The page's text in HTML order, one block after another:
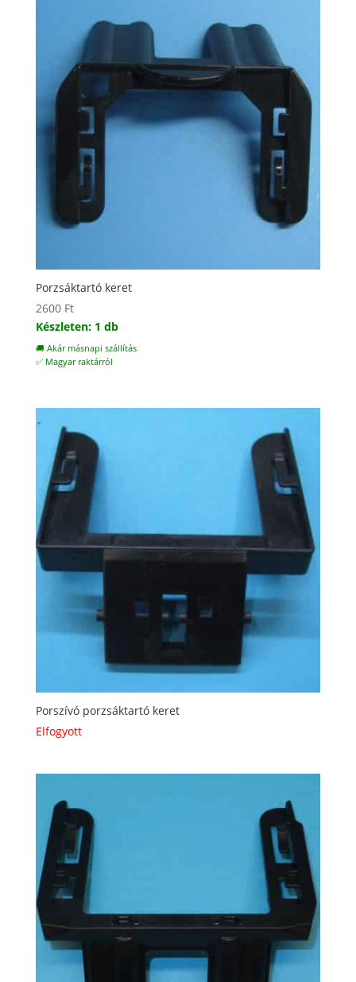
Porzsáktartó keret
2600 Ft
Készleten: 1 db
🚚 Akár másnapi szállítás
✅ Magyar raktárról
Porszívó porzsáktartó keret
Elfogyott